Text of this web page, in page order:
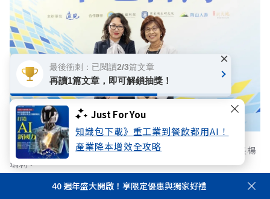
Just For You
知識包下載》重工業到餐飲都用AI！
產業降本增效全攻略
(左起)衛生福利部中央健康保險署署長陳亮妤、遠見雜誌社長楊
瑪利。
從慢性病控制、癌症篩檢與治療，再到人力與財務
40 週年盛大開啟！享限定優惠與獨家好禮
最後衝刺：已閱讀2/3篇文章
再讀1篇文章，即可解鎖抽獎！
×